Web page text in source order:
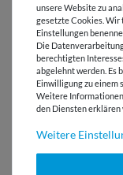
E-
unsere Website zu
gesetzte Cookies. Wir
Einstellungen
Die
berechtigten
abgelehnt werden. Es
Einwilligung zu einem
Weitere
den Diensten erklären
Weitere